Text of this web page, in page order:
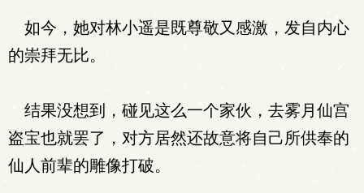
如今，她对林小遥是既尊敬又感激，发自内心
的崇拜无比。
结果没想到，碰见这么一个家伙，去雾月仙宫
盗宝也就罢了，对方居然还故意将自己所供奉的
仙人前辈的雕像打破。